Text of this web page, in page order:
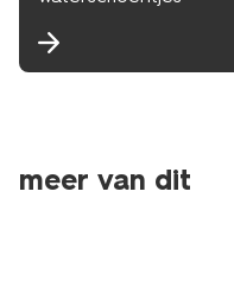
meer van dit
sale